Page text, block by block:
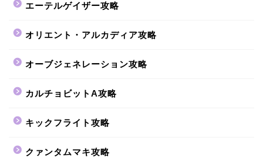
エーテルゲイザー攻略
オリエント・アルカディア攻略
オーブジェネレーション攻略
カルチョビットA攻略
キックフライト攻略
クァンタムマキ攻略